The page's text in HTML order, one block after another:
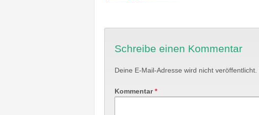
Schreibe einen Kommentar
Deine E-Mail-Adresse wird nicht veröffentlicht.
Kommentar*